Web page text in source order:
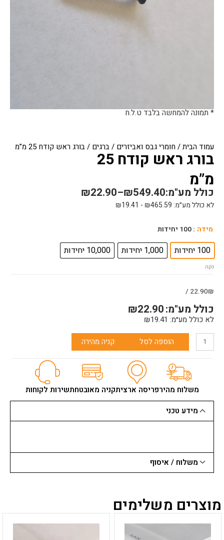
עמוד הבית/ חומרי גבס ואביזרים /ברגים / בורג ראש קודח 25 מ”מ
בורג ראש קודח 25
מ”מ
₪22.90–₪549.40כולל מע"מ:
לא כולל מע״מ: ₪465.59
-
₪19.41
מידה : 100 יחידות
100 יחידות 1,000 יחידות 10,000 יחידות
נקה
22.90₪ /
₪22.90כולל מע"מ:
לא כולל מע״מ: ₪19.41
כמות
בורג
ראש
קודח
מ"מ
הוספה לסל קניה מהירה
משלוח מהירפריסה ארציתקניה מאובטחתשירות לקוחות
מידע טכני
משלוח / איסוף
* תמונה להמחשה בלבד ט.ל.ח
מוצרים משלימים